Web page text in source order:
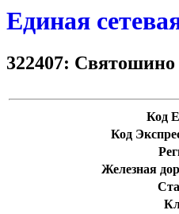
Единая
322407: Святошино
Код
Код
Железная